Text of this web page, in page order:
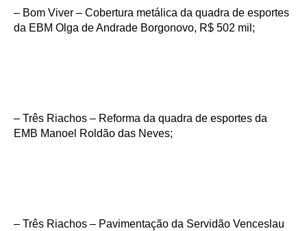
– Bom Viver – Cobertura metálica da quadra de esportes
da EBM Olga de Andrade Borgonovo, R$ 502 mil;
– Três Riachos – Reforma da quadra de esportes da
EMB Manoel Roldão das Neves;
– Três Riachos – Pavimentação da Servidão Venceslau